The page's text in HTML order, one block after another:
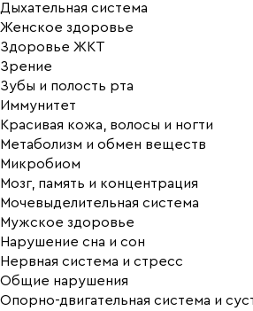
Дыхательная система
Женское здоровье
Здоровье ЖКТ
Зрение
Зубы и полость рта
Иммунитет
Красивая кожа, волосы и ногти
Метаболизм и обмен веществ
Микробиом
Мозг, память и концентрация
Мочевыделительная система
Мужское здоровье
Нарушение сна и сон
Нервная система и стресс
Общие нарушения
Опорно-двигательная система и